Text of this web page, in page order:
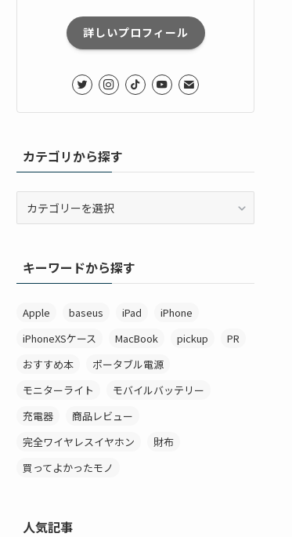
詳しいプロフィール
カテゴリから探す
か
ら
す
キーワードから探す
Apple baseus iPad
iPhone
iPhoneXSケース
MacBook pickup
PR
おすすめ本
ポータブル電源
モニターライト
モバイルバッテリー
充電器
商品レビュー
完全ワイヤレスイヤホン
財布
買ってよかったモノ
人気記事